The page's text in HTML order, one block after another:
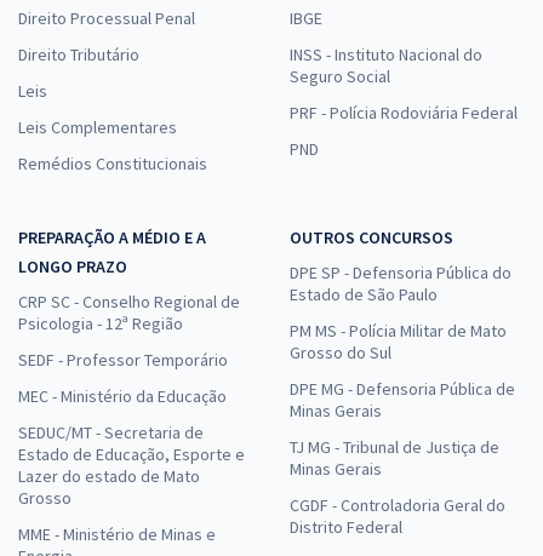
Direito Processual Penal
Direito Tributário
Leis
Leis Complementares
Remédios Constitucionais
IBGE
INSS - Instituto Nacional do
Seguro Social
PRF - Polícia Rodoviária Federal
PND
PREPARAÇÃO A MÉDIO E A
LONGO PRAZO
CRP SC - Conselho Regional de
Psicologia - 12ª Região
SEDF - Professor Temporário
MEC - Ministério da Educação
SEDUC/MT - Secretaria de
Estado de Educação, Esporte e
Lazer do estado de Mato
Grosso
MME - Ministério de Minas e
OUTROS CONCURSOS
DPE SP - Defensoria Pública do
Estado de São Paulo
PM MS - Polícia Militar de Mato
Grosso do Sul
DPE MG - Defensoria Pública de
Minas Gerais
TJ MG - Tribunal de Justiça de
Minas Gerais
CGDF - Controladoria Geral do
Distrito Federal